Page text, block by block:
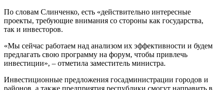
По словам Слинченко, есть «действительно интересные
проекты, требующие внимания со стороны как государства,
так и инвесторов.
«Мы сейчас работаем над анализом их эффективности и будем
предлагать свою программу на форум, чтобы привлечь
инвестиции», – отметила заместитель министра.
Инвестиционные предложения госадминистрации городов и
районов, а также предприятия республики смогут направить в